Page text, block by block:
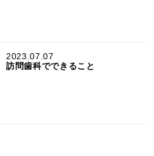
2023.07.07
訪問歯科でできること